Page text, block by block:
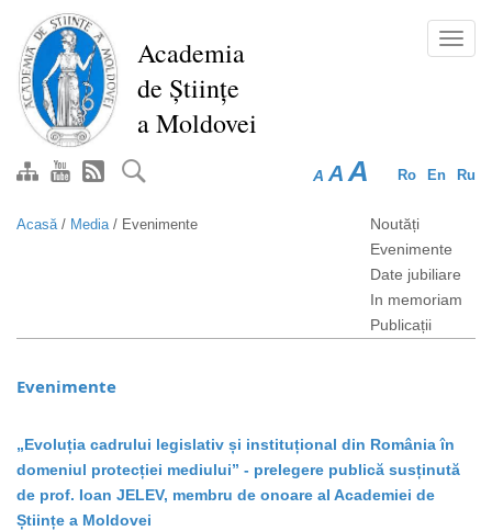
conţinutul
principal
Academia
de Științe
a Moldovei
Ro En Ru
A A A
Acasă/ Media/ Evenimente
Noutăți
Evenimente
Date jubiliare
In memoriam
Publicații
Evenimente
„Evoluția cadrului legislativ și instituțional din România în
domeniul protecției mediului” - prelegere publică susținută
de prof. Ioan JELEV, membru de onoare al Academiei de
Științe a Moldovei